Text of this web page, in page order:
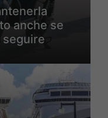
anche se
seguire